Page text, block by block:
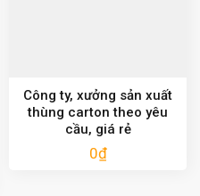
Công ty, xưởng sản xuất
thùng carton theo yêu
cầu, giá rẻ
0₫